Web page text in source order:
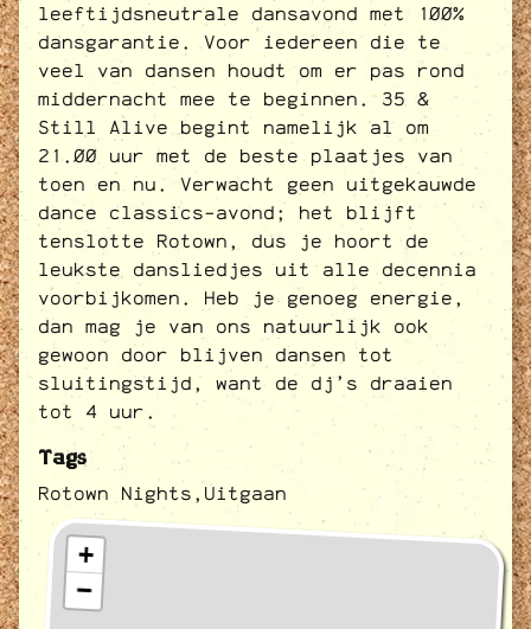
leeftijdsneutrale dansavond met 100%
dansgarantie. Voor iedereen die te
veel van dansen houdt om er pas rond
middernacht mee te beginnen. 35 &
Still Alive begint namelijk al om
21.00 uur met de beste plaatjes van
toen en nu. Verwacht geen uitgekauwde
dance classics-avond; het blijft
tenslotte Rotown, dus je hoort de
leukste dansliedjes uit alle decennia
voorbijkomen. Heb je genoeg energie,
dan mag je van ons natuurlijk ook
gewoon door blijven dansen tot
sluitingstijd, want de dj’s draaien
tot 4 uur.
Tags
Rotown Nights, Uitgaan
+
−